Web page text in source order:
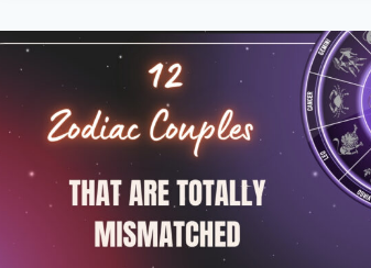
UNA
MUJER
CÁNCER
Y
UN
ESCORPIO
SE
ENAMORAN